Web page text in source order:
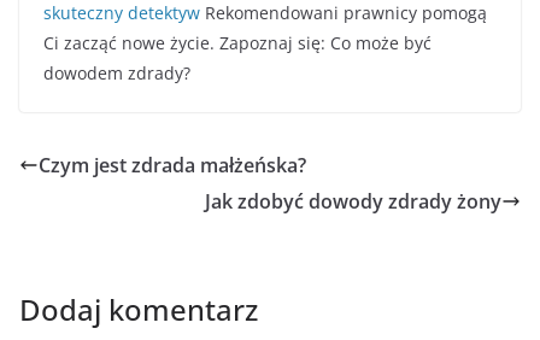
skuteczny detektyw Rekomendowani prawnicy pomogą
Ci zacząć nowe życie. Zapoznaj się: Co może być
dowodem zdrady?
Czym jest zdrada małżeńska?
Jak zdobyć dowody zdrady żony
Dodaj komentarz